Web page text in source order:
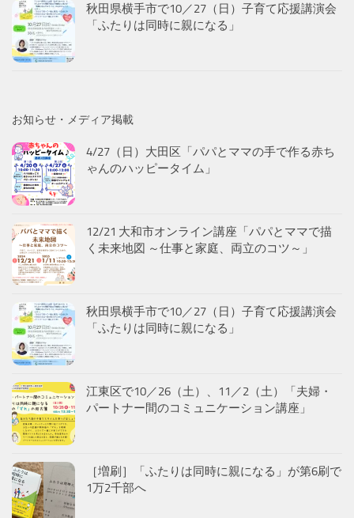
秋田県横手市で10／27（日）子育て応援講演会
「ふたりは同時に親になる」
お知らせ・メディア掲載
4/27（日）大田区「パパとママの手で作る赤ち
ゃんのハッピータイム」
12/21 大和市オンライン講座「パパとママで描
く未来地図 ～仕事と家庭、両立のコツ～」
秋田県横手市で10／27（日）子育て応援講演会
「ふたりは同時に親になる」
江東区で10／26（土）、11／2（土）「夫婦・
パートナー間のコミュニケーション講座」
［増刷］「ふたりは同時に親になる」が第6刷で
1万2千部へ